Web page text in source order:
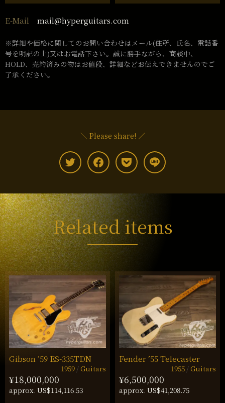
E-Mail mail@hyperguitars.com
※詳細や価格に関してのお問い合わせはメール(住所、氏名、電話番
号を明記の上)又はお電話下さい。誠に勝手ながら、商談中、
HOLD、売約済みの物はお値段、詳細などお伝えできませんのでご
了承ください。
＼ Please share! ／
Related items
Gibson ’59 ES-335TDN
1959 Guitars
¥18,000,000
approx. US$114,116.53
Fender ’55 Telecaster
1955 Guitars
¥6,500,000
approx. US$41,208.75